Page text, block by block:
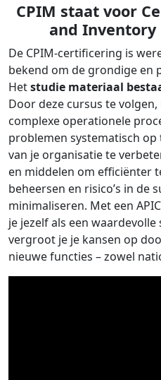
CPIM staat voor
and Inventory
De CPIM-certificering is
bekend om de grondige en
Hetstudie materiaal
Door deze cursus te
complexe operationele
problemen systematisch
van je organisatie te
en middelen om efficiënter
beheersen en risico’s in de
minimaliseren. Met een
je jezelf als een
vergroot je je kansen op
nieuwe functies – zowel